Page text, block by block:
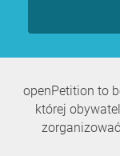
openPetition to
której